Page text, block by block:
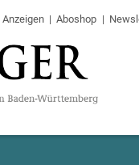
Anzeigen Aboshop